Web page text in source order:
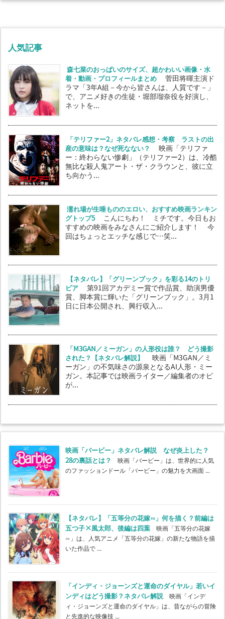
人気記事
森七菜のおっぱいのサイズ、超かわいい画像・水
着・動画・プロフィールまとめ
菅田将暉主演ド
ラマ「3年A組－今から皆さんは、人質です－」
で、アニメ好きの生徒・堀部瑠奈役を好演し、
ネットを...
「テリファー2」ネタバレ感想・考察 ラストの出
産の意味は？なぜ死なない？
映画「テリファ
ー：終わらない惨劇」（テリファー2）は、冷酷
無比な殺人鬼アート・ザ・クラウンと、彼に立
ち向かう...
濡れ場が生唾もののエロい、おすすめ映画ランキン
グトップ5
こんにちわ！ ミチです。今日もお
すすめの映画をみなさんにご紹介します！ 今
回はちょっとエッチな感じで…笑...
【ネタバレ】「グリーンブック」を彩る14のトリ
ビア
第91回アカデミー賞で作品賞、助演男優
賞、脚本賞に輝いた「グリーンブック」。3月1
日に日本公開され、興行収入...
「M3GAN／ミーガン」の人形役は誰？ どう撮影
された？【ネタバレ解説】
映画「M3GAN／ミ
ーガン」の不気味さの源泉となるAI人形・ミー
ガン。本記事では映画ライター／編集者のオビ
が...
映画「バービー」ネタバレ解説 なぜ炎上した？
28の裏話とは？
映画「バービー」は、世界的に人気
のファッションドール「バービー」の魅力を大画面 ...
【ネタバレ】「五等分の花嫁∽」何を描く？前編は
五つ子×風太郎、後編は四葉 映画「五等分の花嫁
∽」は、人気アニメ「五等分の花嫁」の新たな物語を描
いた作品で ...
「インディ・ジョーンズと運命のダイヤル」若いイ
ンディはどう撮影？ネタバレ解説映画「インデ
ィ・ジョーンズと運命のダイヤル」は、昔ながらの冒険
と先進的な映像技 ...